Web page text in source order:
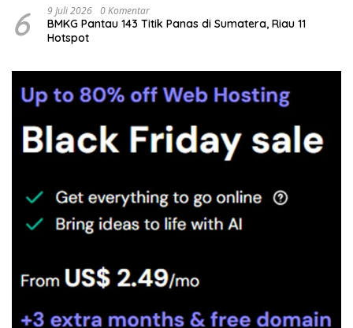
6 9 Juli 2026 0 Komentar
BMKG Pantau 143 Titik Panas di Sumatera, Riau 11
Hotspot